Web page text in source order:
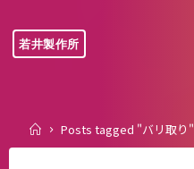
to
content
若井製作所
Home
Posts tagged "バリ取り"